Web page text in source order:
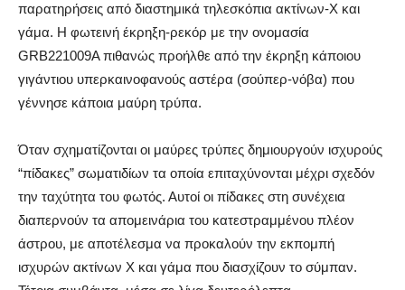
παρατηρήσεις από διαστημικά τηλεσκόπια ακτίνων-Χ και
γάμα. H φωτεινή έκρηξη-ρεκόρ με την ονομασία
GRB221009A πιθανώς προήλθε από την έκρηξη κάποιου
γιγάντιου υπερκαινοφανούς αστέρα (σούπερ-νόβα) που
γέννησε κάποια μαύρη τρύπα.
Όταν σχηματίζονται οι μαύρες τρύπες δημιουργούν ισχυρούς
“πίδακες” σωματιδίων τα οποία επιταχύνονται μέχρι σχεδόν
την ταχύτητα του φωτός. Αυτοί οι πίδακες στη συνέχεια
διαπερνούν τα απομεινάρια του κατεστραμμένου πλέον
άστρου, με αποτέλεσμα να προκαλούν την εκπομπή
ισχυρών ακτίνων Χ και γάμα που διασχίζουν το σύμπαν.